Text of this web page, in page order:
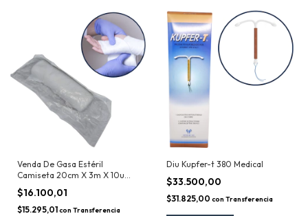
Venda De Gasa Estéril
Camiseta 20cm X 3m X 10u
Insumos XXI
$16.100,01
$15.295,01con Transferencia
Diu Kupfer-t 380 Medical
$33.500,00
$31.825,00 con Transferencia